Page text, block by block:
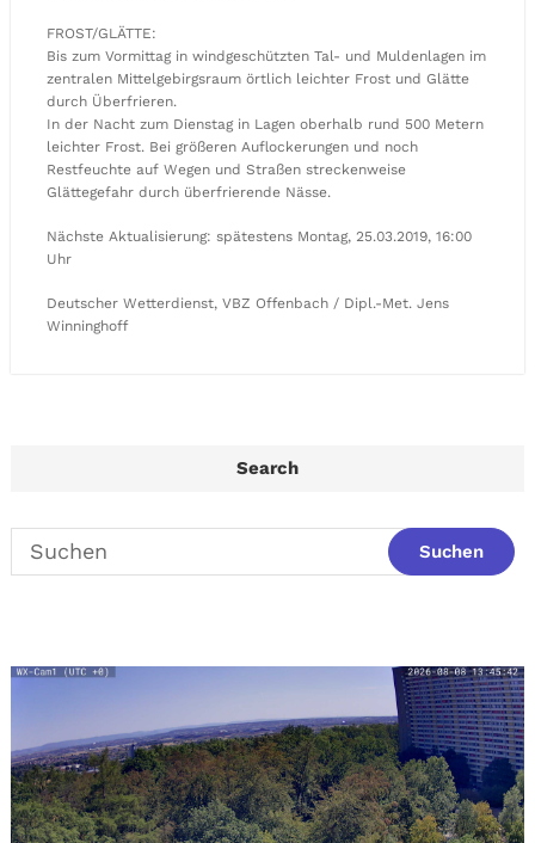
FROST/GLÄTTE:
Bis zum Vormittag in windgeschützten Tal- und Muldenlagen im
zentralen Mittelgebirgsraum örtlich leichter Frost und Glätte
durch Überfrieren.
In der Nacht zum Dienstag in Lagen oberhalb rund 500 Metern
leichter Frost. Bei größeren Auflockerungen und noch
Restfeuchte auf Wegen und Straßen streckenweise
Glättegefahr durch überfrierende Nässe.
Nächste Aktualisierung: spätestens Montag, 25.03.2019, 16:00
Uhr
Deutscher Wetterdienst, VBZ Offenbach / Dipl.-Met. Jens
Winninghoff
Search